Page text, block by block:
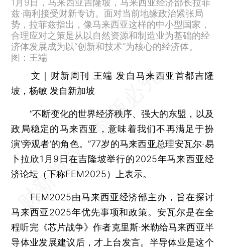
兹·南利接受财新专访。面对当前地缘政治紧张局
势，拉菲兹指出，像马来西亚这样的中小型国家，
合理应对之策是从以自然资源和制造业为基础的经
济体发展成为以“创新和技术”为核心的经济体。
图：王端
文｜财新周刊 王端 发自马来西亚首都吉隆
坡，杨敏 发自新加坡
“不断变化的世界经济秩序、强大的东盟，以及
政局稳定的马来西亚，意味着我们不再满足于扮
演‘旁观者’的角色。”77岁的马来西亚总理安瓦尔·易
卜拉欣1月9日在吉隆坡举行的2025年马来西亚经
济论坛（下称FEM2025）上表示。
FEM2025由马来西亚经济部主办，旨在探讨
马来西亚2025年优先事项和政策。安瓦尔是在全
程听完《芯片战争》作者克里斯·米勒给马来西亚半
导体业发展建议后，才上台发言。半导体业是这个